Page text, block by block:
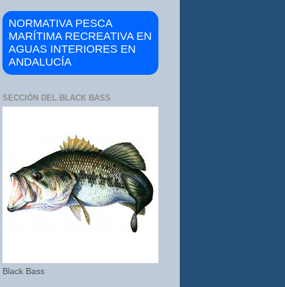
NORMATIVA PESCA
MARÍTIMA RECREATIVA EN
AGUAS INTERIORES EN
ANDALUCÍA
SECCIÓN DEL BLACK BASS
Black Bass